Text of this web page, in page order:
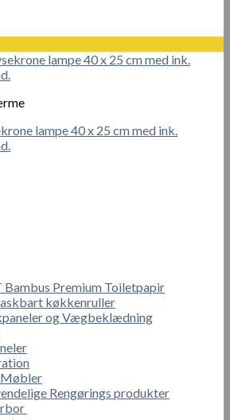
lampe 40 x 25 cm med ink.
Bambus Premium Toiletpapir
køkkenruller
og Vægbeklædning
Møbler
Rengørings produkter